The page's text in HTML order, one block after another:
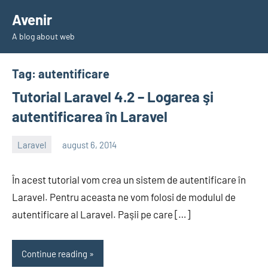
content
Avenir
A blog about web
Tag: autentificare
Tutorial Laravel 4.2 – Logarea şi
autentificarea în Laravel
Laravel august 6, 2014
În acest tutorial vom crea un sistem de autentificare în
Laravel. Pentru aceasta ne vom folosi de modulul de
autentificare al Laravel. Paşii pe care […]
Continue reading